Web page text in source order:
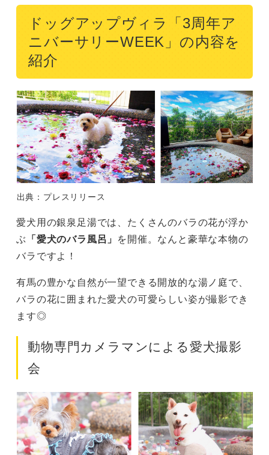
ドッグアップヴィラ「3周年ア
ニバーサリーWEEK」の内容を
紹介
出典：プレスリリース
愛犬用の銀泉足湯では、たくさんのバラの花が浮か
ぶ 「愛犬のバラ風呂」 を開催。なんと豪華な本物の
バラですよ！
有馬の豊かな自然が一望できる開放的な湯ノ庭で、
バラの花に囲まれた愛犬の可愛らしい姿が撮影でき
ます◎
動物専門カメラマンによる愛犬撮影
会